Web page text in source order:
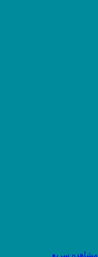
مشاهده سریع